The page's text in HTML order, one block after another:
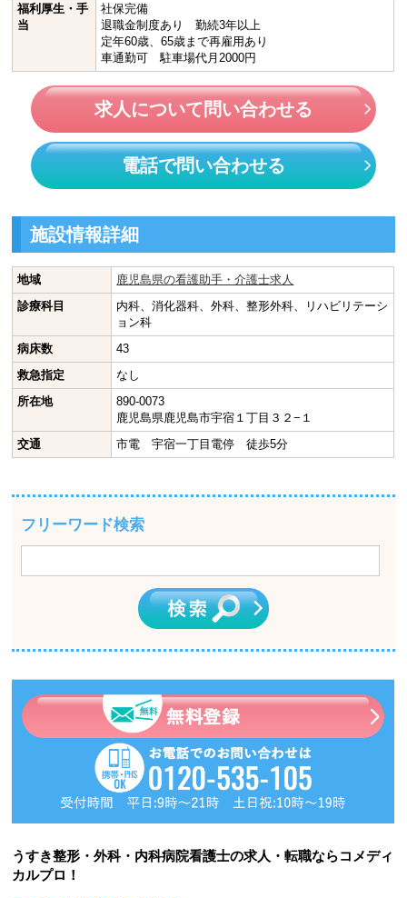
福利厚生・手
当
社保完備
退職金制度あり 勤続3年以上
定年60歳、65歳まで再雇用あり
車通勤可 駐車場代月2000円
求人について問い合わせる
電話で問い合わせる
施設情報詳細
地域
鹿児島県の看護助手・介護士求人
診療科目
内科、消化器科、外科、整形外科、リハビリテーシ
ョン科
病床数
43
救急指定
なし
所在地
890-0073
鹿児島県鹿児島市宇宿１丁目３２−１
交通
市電 宇宿一丁目電停 徒歩5分
フリーワード検索
うすき整形・外科・内科病院看護士の求人・転職ならコメディ
カルプロ！